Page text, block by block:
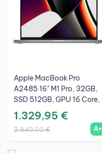
Apple MacBook Pro
A2485 16" M1 Pro, 32GB,
SSD 512GB, GPU 16 Core,
2021, Grigio Siderale, A+
1.329,95 €
3.849,00 € A+